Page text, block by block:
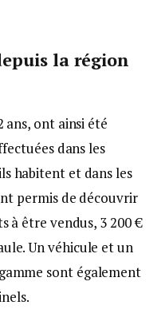
la région
ans, ont ainsi été
dans les
habitent et dans les
permis de découvrir
à être vendus, 3 200 €
Un véhicule et un
sont également